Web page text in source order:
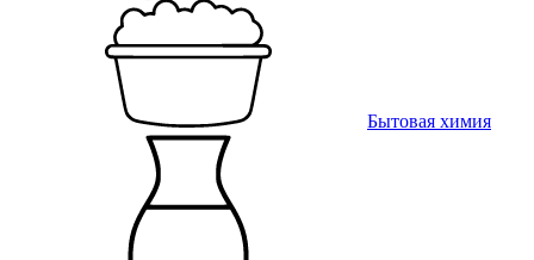
Бытовая химия